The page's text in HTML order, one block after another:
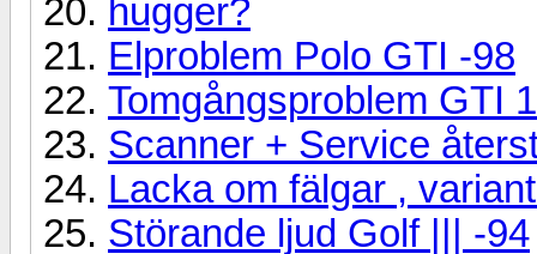
hugger?
Elproblem Polo GTI -98
Tomgångsproblem GTI
Scanner + Service
Lacka om fälgar ,
Störande ljud Golf ||| -94